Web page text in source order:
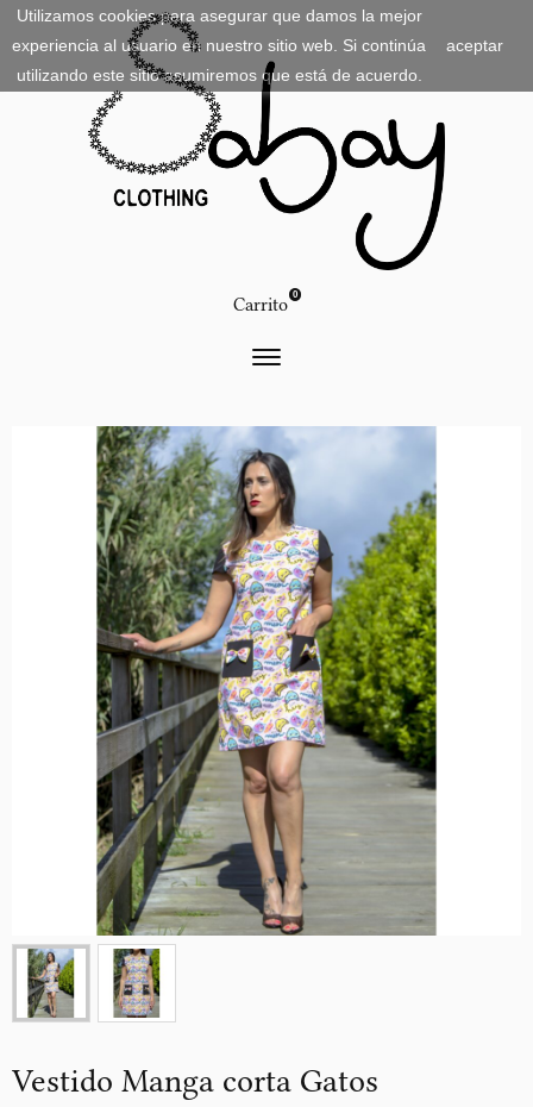
Utilizamos cookies para asegurar que damos la mejor
experiencia al usuario en nuestro sitio web. Si continúa
utilizando este sitio asumiremos que está de acuerdo.
aceptar
Carrito 0
Vestido Manga corta Gatos